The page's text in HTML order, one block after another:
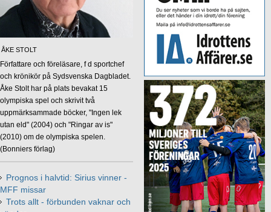
ÅKE STOLT
Författare och föreläsare, f d sportchef
och krönikör på Sydsvenska Dagbladet.
Åke Stolt har på plats bevakat 15
olympiska spel och skrivit två
uppmärksammade böcker, "Ingen lek
utan eld" (2004) och "Ringar av is"
(2010) om de olympiska spelen.
(Bonniers förlag)
Prognos i halvtid: Sirius vinner -
MFF missar
Trots allt - förbunden vaknar och